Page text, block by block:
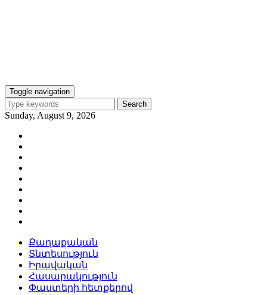
Toggle navigation
Search
Sunday, August 9, 2026
Քաղաքական
Տնտեսություն
Իրավական
Հասարակություն
Փաստերի հետքերով